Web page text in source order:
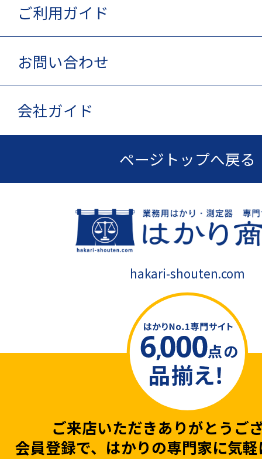
ご来店いただきありがとうご
会員登録で、はかりの専門家に気
ご利用ガイド
お問い合わせ
会社ガイド
ページトップへ戻る
hakari-shouten.com